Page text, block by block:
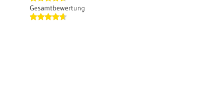
Gesamtbewertung